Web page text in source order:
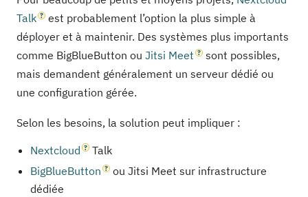
Talk
est probablement l’option la plus simple à
déployer et à maintenir. Des systèmes plus importants
comme BigBlueButton ou Jitsi Meet
sont possibles,
mais demandent généralement un serveur dédié ou
une configuration gérée.
Selon les besoins, la solution peut impliquer :
Nextcloud
Talk
BigBlueButton
ou Jitsi Meet sur infrastructure
dédiée